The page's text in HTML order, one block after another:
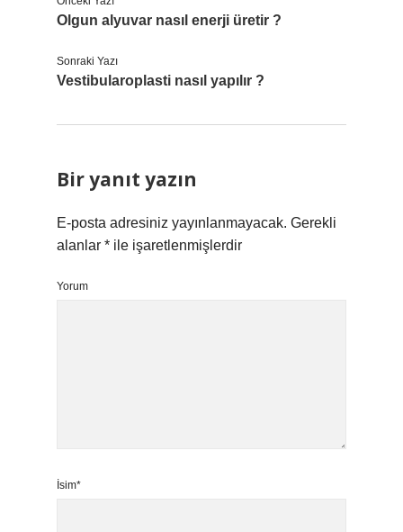
Olgun alyuvar nasıl enerji üretir ?
Sonraki Yazı
Vestibularoplasti nasıl yapılır ?
Bir yanıt yazın
E-posta adresiniz yayınlanmayacak. Gerekli
alanlar * ile işaretlenmişlerdir
Yorum
İsim*